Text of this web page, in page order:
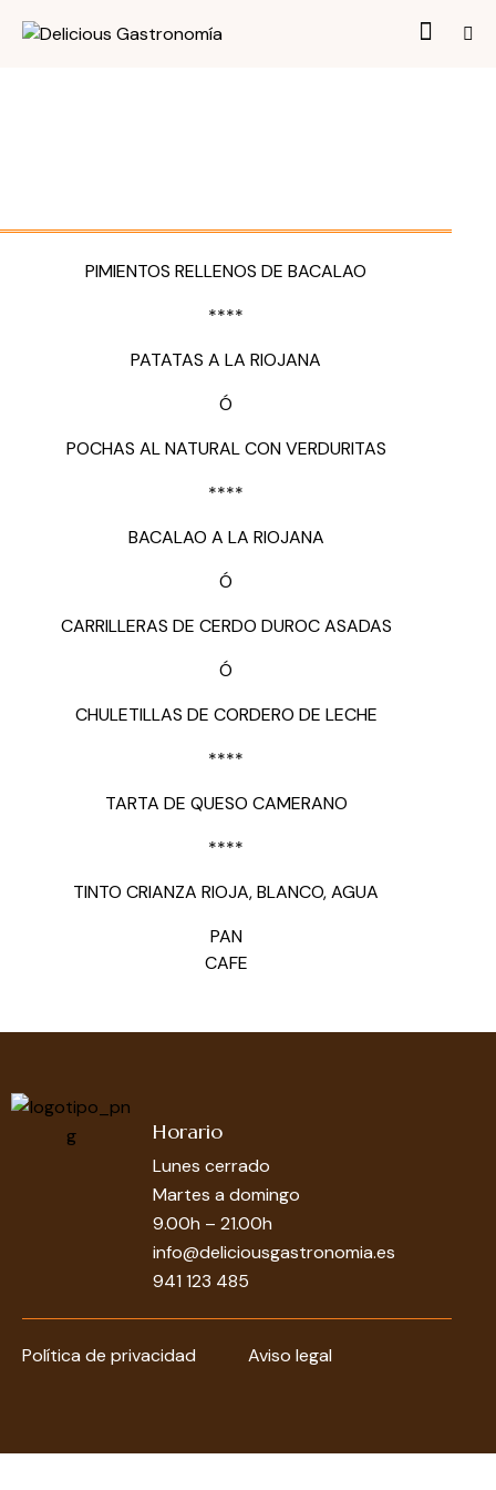
PIMIENTOS RELLENOS DE BACALAO
****
PATATAS A LA RIOJANA
Ó
POCHAS AL NATURAL CON VERDURITAS
****
BACALAO A LA RIOJANA
Ó
CARRILLERAS DE CERDO DUROC ASADAS
Ó
CHULETILLAS DE CORDERO DE LECHE
****
TARTA DE QUESO CAMERANO
****
TINTO CRIANZA RIOJA, BLANCO, AGUA
PAN
CAFE
Horario
Lunes cerrado
Martes a domingo
9.00h – 21.00h
info@deliciousgastronomia.es
941 123 485
Política de privacidad Aviso legal